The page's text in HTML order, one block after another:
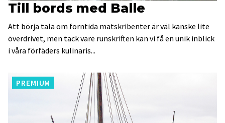
Till bords med Balle
Att börja tala om forntida matskribenter är väl kanske lite
överdrivet, men tack vare runskriften kan vi få en unik inblick
i våra förfäders kulinaris...
PREMIUM